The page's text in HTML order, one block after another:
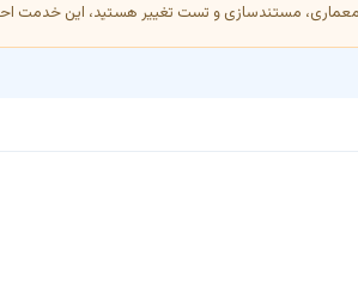
مستندسازی و تست تغییر هستید، این خدمت